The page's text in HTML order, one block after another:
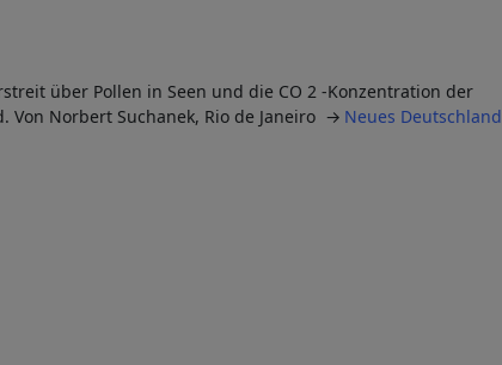
über Pollen in Seen und die CO 2 -Konzentration der
Norbert Suchanek, Rio de Janeiro
Neues Deutschland